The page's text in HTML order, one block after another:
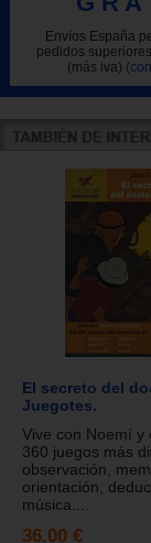
Envíos España
pedidos
(más iva)
El secreto del
Juegotes.
Vive con Noemí y
360 juegos más
observación,
orientación,
música....
36.00 €